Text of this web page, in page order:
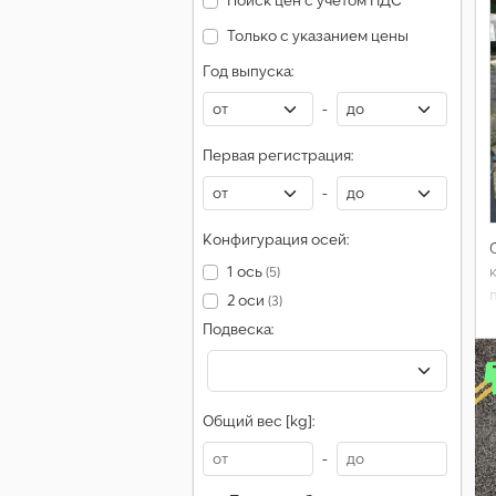
Только с указанием цены
Год выпуска:
-
Первая регистрация:
-
Конфигурация осей:
1 ось(5)
2 оси (3)
Подвеска:
Общий вес [kg]:
-